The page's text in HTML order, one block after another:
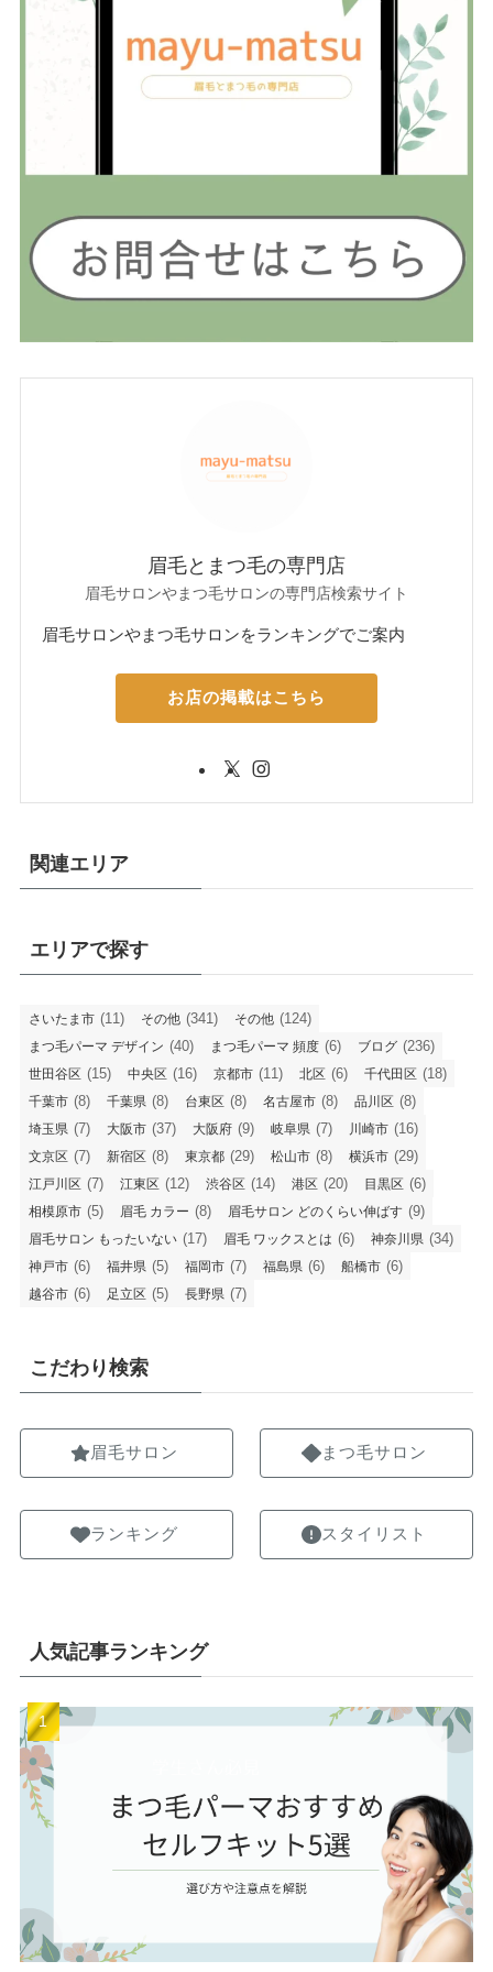
眉毛とまつ毛の専門店
眉毛サロンやまつ毛サロンの専門店検索サイト
眉毛サロンやまつ毛サロンをランキングでご案内
お店の掲載はこちら
関連エリア
エリアで探す
さいたま市 (11) その他 (341) その他 (124)
まつ毛パーマ デザイン (40) まつ毛パーマ 頻度 (6) ブログ (236)
世田谷区 (15) 中央区 (16) 京都市 (11) 北区 (6) 千代田区 (18)
千葉市 (8) 千葉県 (8) 台東区 (8) 名古屋市 (8) 品川区 (8)
埼玉県 (7) 大阪市 (37) 大阪府 (9) 岐阜県 (7) 川崎市 (16)
文京区 (7) 新宿区 (8) 東京都 (29) 松山市 (8) 横浜市 (29)
江戸川区 (7) 江東区 (12) 渋谷区 (14) 港区 (20) 目黒区 (6)
相模原市 (5) 眉毛 カラー (8) 眉毛サロン どのくらい伸ばす (9)
眉毛サロン もったいない (17) 眉毛 ワックスとは (6) 神奈川県 (34)
神戸市 (6) 福井県 (5) 福岡市 (7) 福島県 (6) 船橋市 (6)
越谷市 (6) 足立区 (5) 長野県 (7)
こだわり検索
眉毛サロン
ランキング
まつ毛サロン
スタイリスト
人気記事ランキング